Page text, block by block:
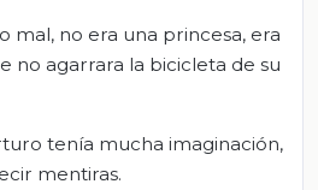
mal, no era una princesa, era
no agarrara la bicicleta de su
tenía mucha imaginación,
mentiras.